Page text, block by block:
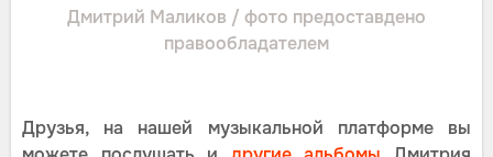
Дмитрий Маликов / фото предоставдено
правообладателем
Друзья, на нашей музыкальной платформе вы